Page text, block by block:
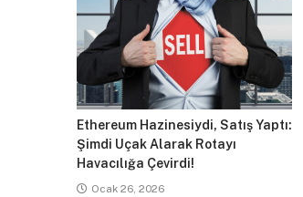
Ethereum Hazinesiydi, Satış Yaptı:
Şimdi Uçak Alarak Rotayı
Havacılığa Çevirdi!
Ocak 26, 2026